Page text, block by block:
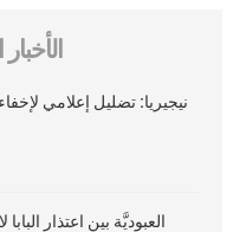
نيجيريا: تضليل إعلامي
العبوديَّة بين اعتذار